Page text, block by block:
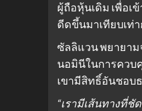
ผู้ถือหุ้นเดิม เพื่อเ
ดีดขึ้นมาเทียบเท่
ซัลลิแวน พยายาม
นอมินีในการควบ
เขามีสิทธิ์อันชอบ
“เรามีเส้นทางที่